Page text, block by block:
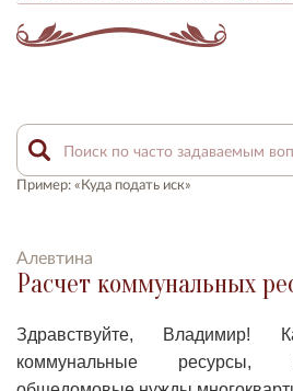
Пример: «Куда подать иск»
Алевтина
Расчет коммунальных
Здравствуйте, Владимир!
коммунальные ресурсы,